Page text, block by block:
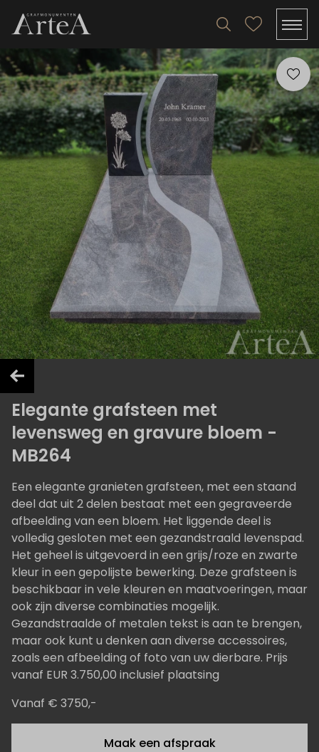
Elegante grafsteen met
levensweg en gravure bloem -
MB264
Een elegante granieten grafsteen, met een staand
deel dat uit 2 delen bestaat met een gegraveerde
afbeelding van een bloem. Het liggende deel is
volledig gesloten met een gezandstraald levenspad.
Het geheel is uitgevoerd in een grijs/roze en zwarte
kleur in een gepolijste bewerking. Deze grafsteen is
beschikbaar in vele kleuren en maatvoeringen, maar
ook zijn diverse combinaties mogelijk.
Gezandstraalde of metalen tekst is aan te brengen,
maar ook kunt u denken aan diverse accessoires,
zoals een afbeelding of foto van uw dierbare. Prijs
vanaf EUR 3.750,00 inclusief plaatsing
Vanaf € 3750,-
Maak een afspraak